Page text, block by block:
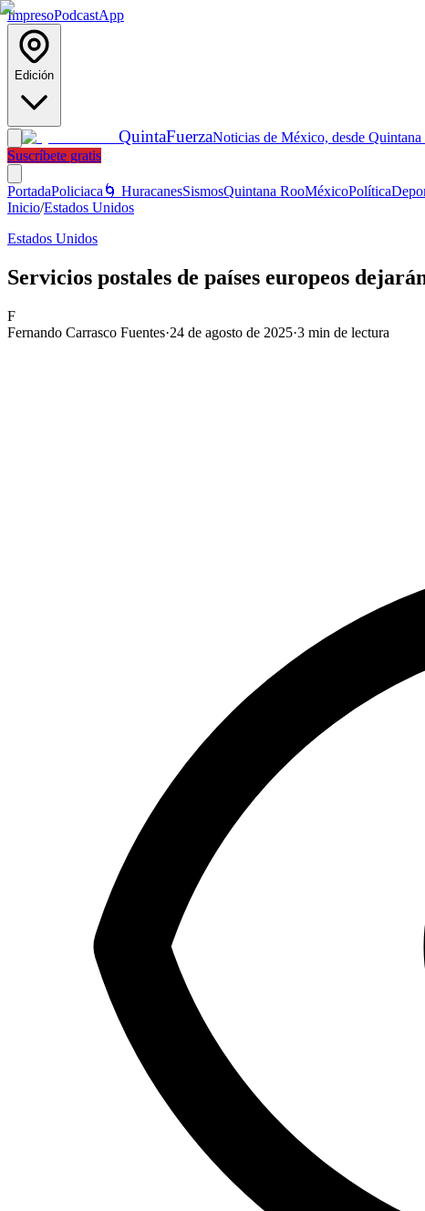
ImpresoPodcastApp
Edición
QuintaFuerzaNoticias de México, desde Quintana
Suscríbete gratis
PortadaPoliciaca 🌀 HuracanesSismosQuintana RooMéxicoPolítica
Inicio/Estados Unidos
Estados Unidos
Servicios postales de países europeos
F
Fernando Carrasco Fuentes·24 de agosto de 2025·3 min de lectura